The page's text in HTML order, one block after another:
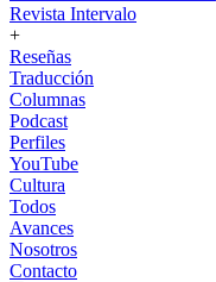
Revista Intervalo
+
Reseñas
Traducción
Columnas
Podcast
Perfiles
YouTube
Cultura
Todos
Avances
Nosotros
Contacto